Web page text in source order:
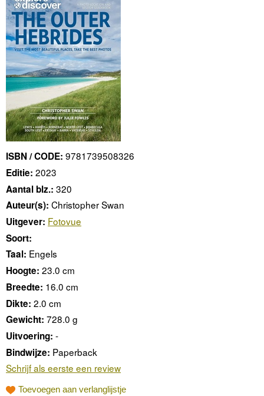
ISBN / CODE: 9781739508326
Editie: 2023
Aantal blz.: 320
Auteur(s): Christopher Swan
Uitgever: Fotovue
Soort:
Taal: Engels
Hoogte: 23.0 cm
Breedte: 16.0 cm
Dikte: 2.0 cm
Gewicht: 728.0 g
Uitvoering: -
Bindwijze: Paperback
Schrijf als eerste een review
Toevoegen aan verlanglijstje